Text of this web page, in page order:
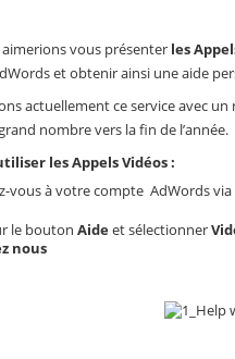
vous présenter les
et obtenir ainsi une aide
actuellement ce service avec
nombre vers la fin de l’année.
les Appels Vidéos :
vous à votre compte  AdWords via
le bouton Aide et sélectionner
nous